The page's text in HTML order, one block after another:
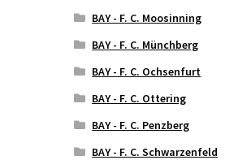
BAY - F. C. Moosinning
BAY - F. C. Münchberg
BAY - F. C. Ochsenfurt
BAY - F. C. Ottering
BAY - F. C. Penzberg
BAY - F. C. Schwarzenfeld